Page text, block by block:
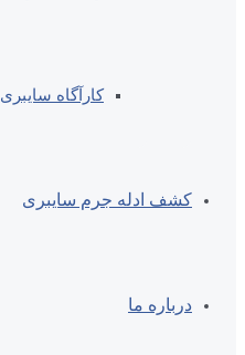
کارآگاه سایبری
کشف ادله جرم سایبری
درباره ما